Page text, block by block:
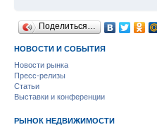
Поделиться…
НОВОСТИ И СОБЫТИЯ
Новости рынка
Пресс-релизы
Статьи
Выставки и конференции
РЫНОК НЕДВИЖИМОСТИ